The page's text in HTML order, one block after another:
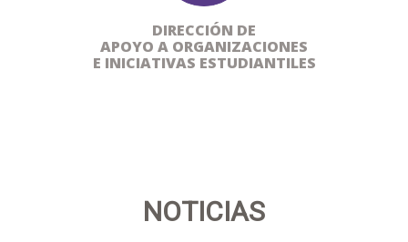
DIRECCIÓN DE
APOYO A ORGANIZACIONES
E INICIATIVAS ESTUDIANTILES
NOTICIAS